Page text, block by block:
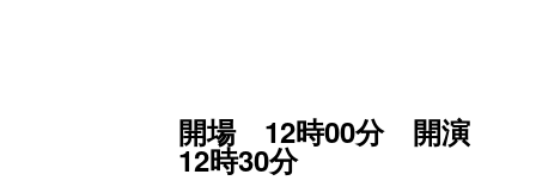
開場 12時00分 開演
12時30分